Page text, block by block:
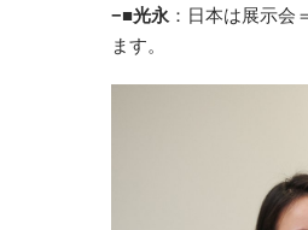
−■光永 ：日本は展示
ます。